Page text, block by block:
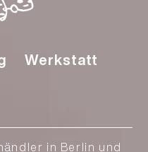
Werkstatt
in Berlin und